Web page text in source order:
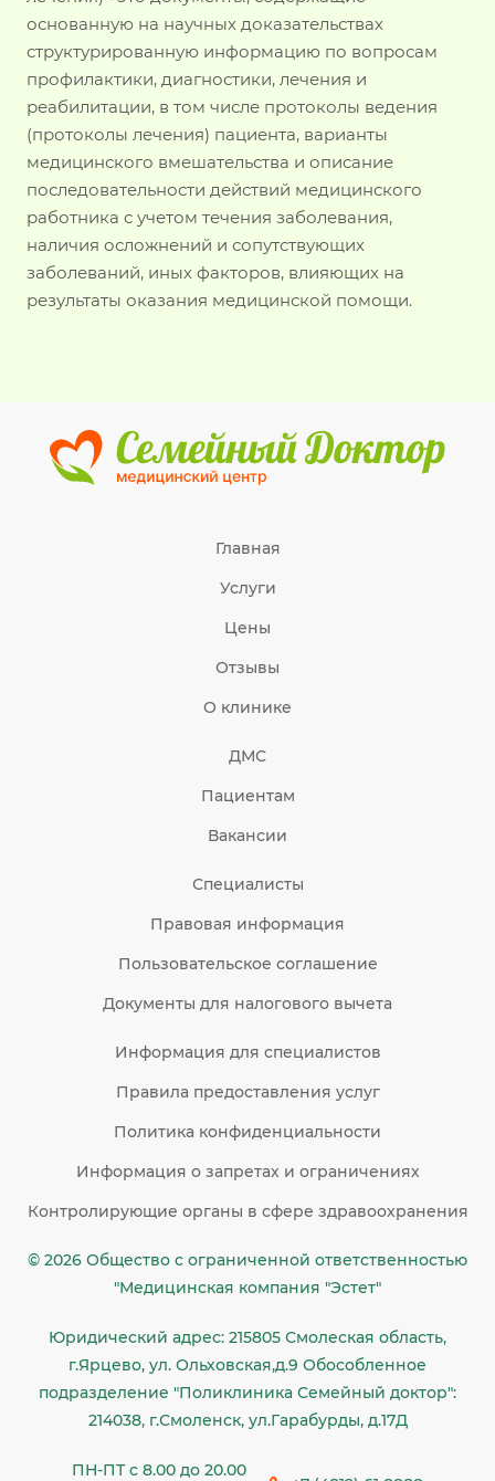
основанную на научных доказательствах
структурированную информацию по вопросам
профилактики, диагностики, лечения и
реабилитации, в том числе протоколы ведения
(протоколы лечения) пациента, варианты
медицинского вмешательства и описание
последовательности действий медицинского
работника с учетом течения заболевания,
наличия осложнений и сопутствующих
заболеваний, иных факторов, влияющих на
результаты оказания медицинской помощи.
Главная
Услуги
Цены
Отзывы
О клинике
ДМС
Пациентам
Вакансии
Специалисты
Правовая информация
Пользовательское соглашение
Документы для налогового вычета
Информация для специалистов
Правила предоставления услуг
Политика конфиденциальности
Информация о запретах и ограничениях
Контролирующие органы в сфере здравоохранения
© 2026 Общество c ограниченной ответственностью
"Медицинская компания "Эстет"
Юридический адрес: 215805 Смолеская область,
г.Ярцево, ул. Ольховская,д.9 Обособленное
подразделение "Поликлиника Семейный доктор":
214038, г.Смоленск, ул.Гарабурды, д.17Д
ПН-ПТ с 8.00 до 20.00